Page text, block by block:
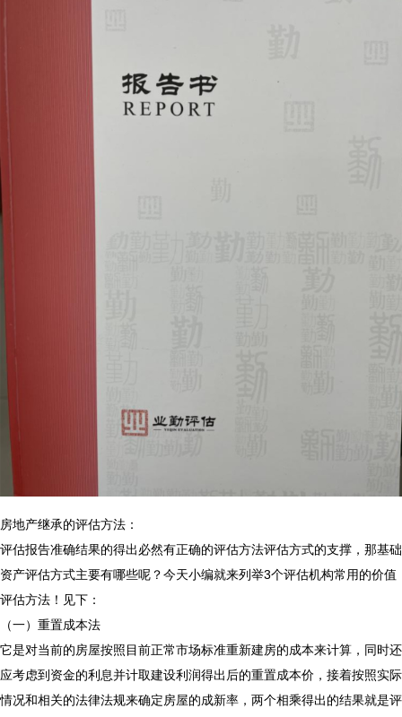
房地产继承的评估方法：
评估报告准确结果的得出必然有正确的评估方法评估方式的支撑，那基础
资产评估方式主要有哪些呢？今天小编就来列举3个评估机构常用的价值
评估方法！见下：
（一）重置成本法
它是对当前的房屋按照目前正常市场标准重新建房的成本来计算，同时还
应考虑到资金的利息并计取建设利润得出后的重置成本价，接着按照实际
情况和相关的法律法规来确定房屋的成新率，两个相乘得出的结果就是评